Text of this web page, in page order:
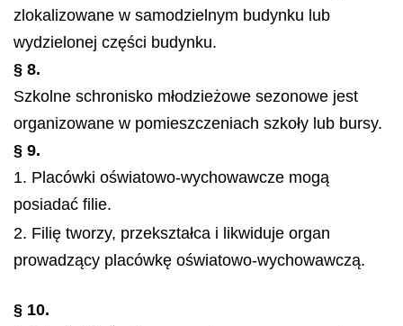
zlokalizowane w samodzielnym budynku lub
wydzielonej części budynku.
§ 8.
Szkolne schronisko młodzieżowe sezonowe jest
organizowane w pomieszczeniach szkoły lub bursy.
§ 9.
1. Placówki oświatowo-wychowawcze mogą
posiadać filie.
2. Filię tworzy, przekształca i likwiduje organ
prowadzący placówkę oświatowo-wychowawczą.
§ 10.